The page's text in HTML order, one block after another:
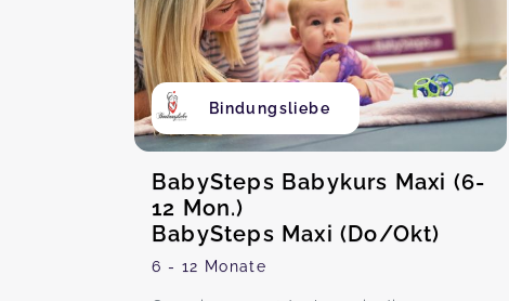
Bindungsliebe
BabySteps Babykurs Maxi (6-
12 Mon.)
BabySteps Maxi (Do/Okt)
6 - 12 Monate